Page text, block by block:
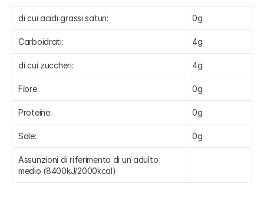
di cui acidi grassi saturi: 0g
Carboidrati: 4g
di cui zuccheri: 4g
Fibre: 0g
Proteine: 0g
Sale: 0g
Assunzioni di riferimento di un adulto
medio (8400kJ/2000kcal)